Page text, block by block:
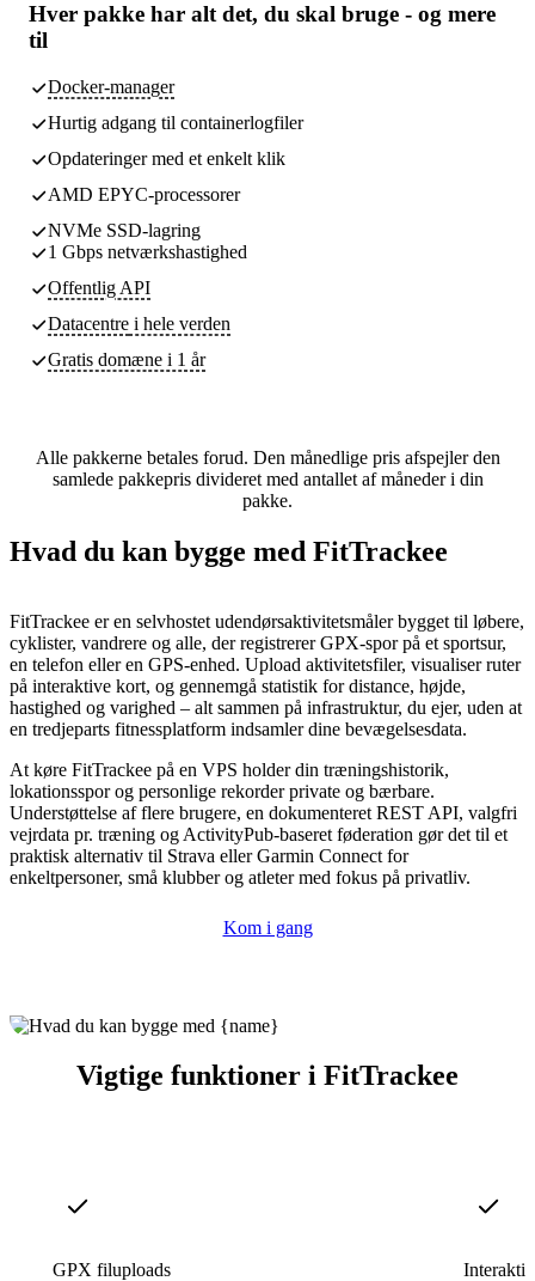
Hver pakke har alt det, du skal bruge - og mere
til
Docker-manager
Hurtig adgang til containerlogfiler
Opdateringer med et enkelt klik
AMD EPYC-processorer
NVMe SSD-lagring
1 Gbps netværkshastighed
Offentlig API
Datacentre i hele verden
Gratis domæne i 1 år
Alle pakkerne betales forud. Den månedlige pris afspejler den
samlede pakkepris divideret med antallet af måneder i din
pakke.
Hvad du kan bygge med FitTrackee
FitTrackee er en selvhostet udendørsaktivitetsmåler bygget til løbere,
cyklister, vandrere og alle, der registrerer GPX-spor på et sportsur,
en telefon eller en GPS-enhed. Upload aktivitetsfiler, visualiser ruter
på interaktive kort, og gennemgå statistik for distance, højde,
hastighed og varighed – alt sammen på infrastruktur, du ejer, uden at
en tredjeparts fitnessplatform indsamler dine bevægelsesdata.
At køre FitTrackee på en VPS holder din træningshistorik,
lokationsspor og personlige rekorder private og bærbare.
Understøttelse af flere brugere, en dokumenteret REST API, valgfri
vejrdata pr. træning og ActivityPub-baseret føderation gør det til et
praktisk alternativ til Strava eller Garmin Connect for
enkeltpersoner, små klubber og atleter med fokus på privatliv.
Kom i gang
Vigtige funktioner i FitTrackee
GPX filuploads